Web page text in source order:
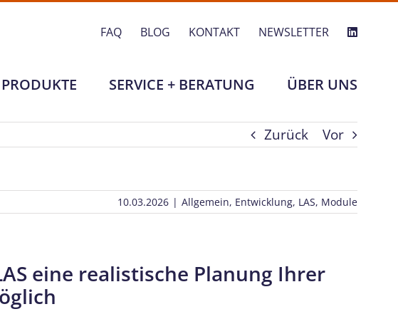
FAQ BLOG KONTAKT NEWSLETTER
PRODUKTE SERVICE + BERATUNG ÜBER UNS
Zurück Vor
10.03.2026 | Allgemein, Entwicklung, LAS, Module
eine realistische Planung Ihrer